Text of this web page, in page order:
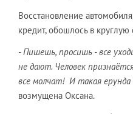
Восстановление
кредит, обошлось в круглую
- Пишешь, просишь - все
не дают. Человек
все молчат! И такая
возмущена Оксана.